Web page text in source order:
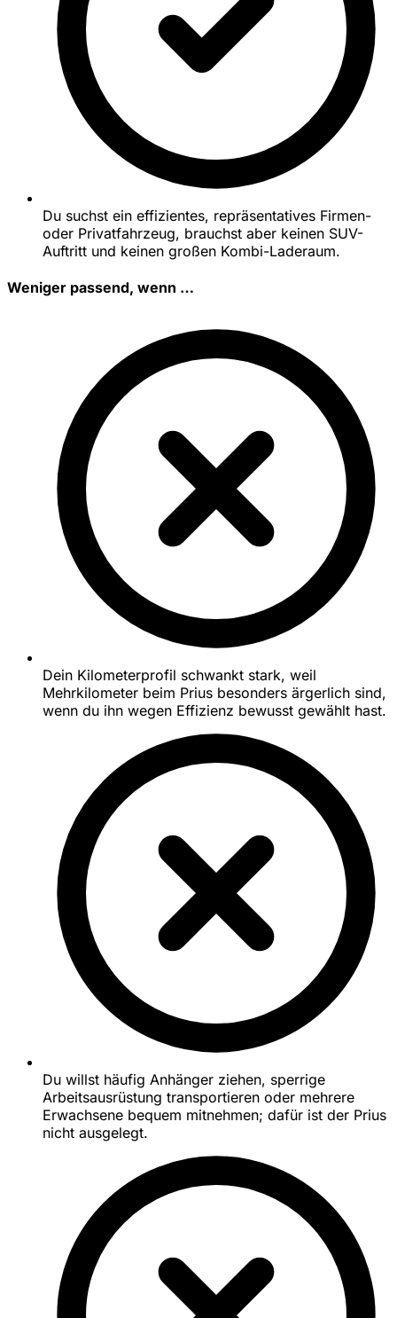
Du suchst ein effizientes, repräsentatives Firmen-
oder Privatfahrzeug, brauchst aber keinen SUV-
Auftritt und keinen großen Kombi-Laderaum.
Weniger passend, wenn …
Dein Kilometerprofil schwankt stark, weil
Mehrkilometer beim Prius besonders ärgerlich sind,
wenn du ihn wegen Effizienz bewusst gewählt hast.
Du willst häufig Anhänger ziehen, sperrige
Arbeitsausrüstung transportieren oder mehrere
Erwachsene bequem mitnehmen; dafür ist der Prius
nicht ausgelegt.